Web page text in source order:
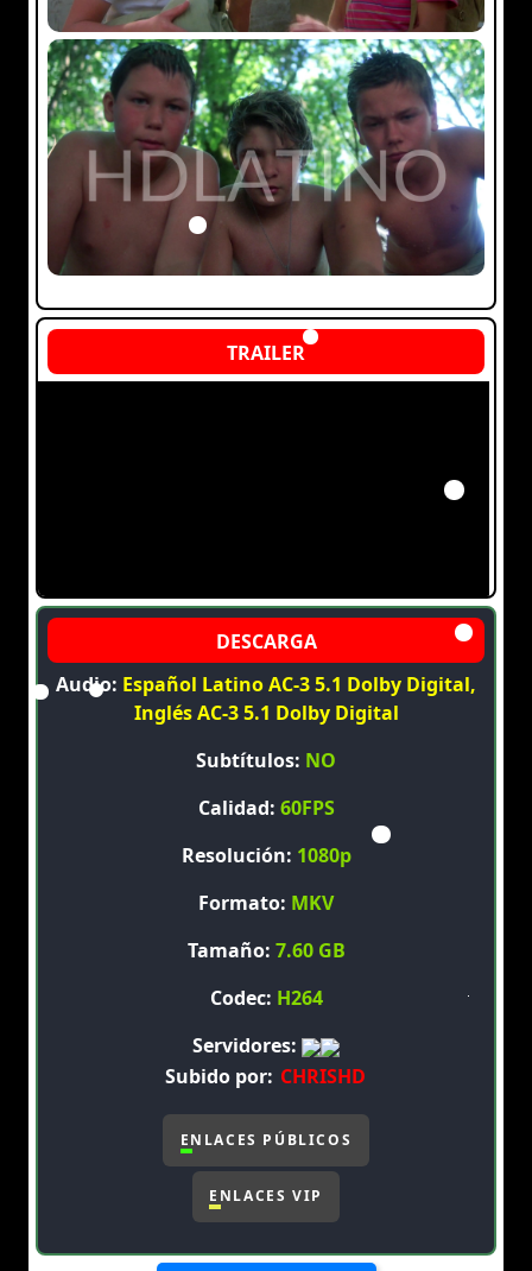
Audio: Español Latino AC-3 5.1 Dolby Digital,
Inglés AC-3 5.1 Dolby Digital
Subtítulos: NO
Calidad: 60FPS
Resolución: 1080p
Formato: MKV
Tamaño: 7.60 GB
Codec: H264
Servidores:
Subido por: CHRISHD
ENLACES PÚBLICOS
ENLACES VIP